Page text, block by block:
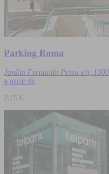
Parking Roma
Jardim Fernando Pessa s/n,
a partir de
2,15 €